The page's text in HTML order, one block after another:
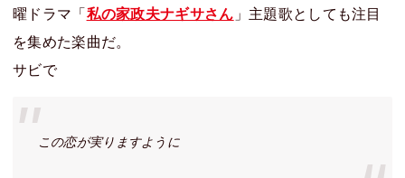
曜ドラマ「私の家政夫ナギサさん 」主題歌としても注目
を集めた楽曲だ。
サビで
この恋が実りますように